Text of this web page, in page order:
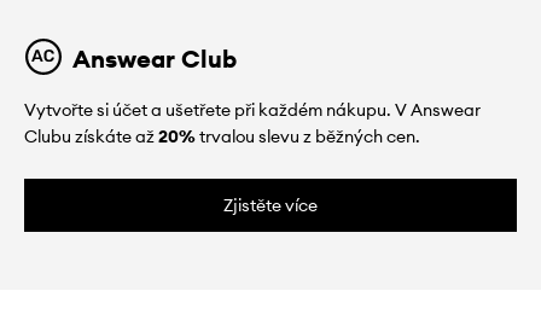
Answear Club
Vytvořte si účet a ušetřete při každém nákupu. V Answear
Clubu získáte až20%trvalou slevu z běžných cen.
Zjistěte více